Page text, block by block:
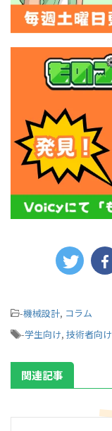
-機械設計, コラム
-学生向け, 技術者向け
関連記事